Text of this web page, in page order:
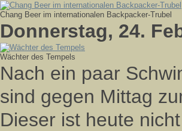
Chang Beer im internationalen Backpacker-Trubel
Donnerstag, 24.
Wächter des Tempels
Nach ein paar
sind gegen Mittag
Dieser ist heute